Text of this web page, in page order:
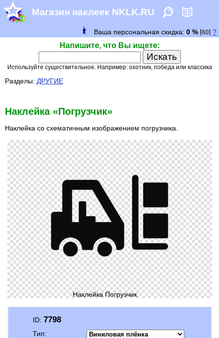
Магазин наклеек NKLK.RU
Напишите, что Вы ищете:
Используйте существительное. Например: охотник, победа или классика
Разделы: ДРУГИЕ
Наклейка «Погрузчик»
Наклейка со схематичным изображением погрузчика.
Наклейка Погрузчик
ID: 7798
Тип: